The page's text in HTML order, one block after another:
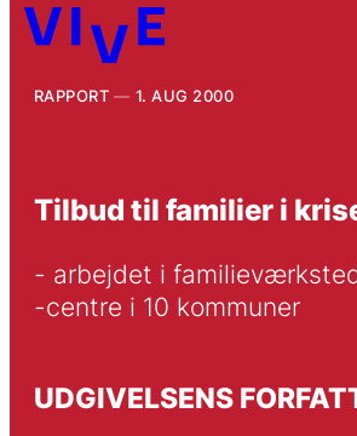
RAPPORT 1. AUG 2000
Tilbud til familier i
- arbejdet i
-centre i 10 kommuner
UDGIVELSENS